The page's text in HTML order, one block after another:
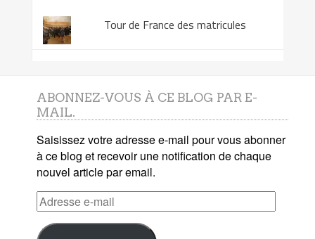
Tour de France des matricules
ABONNEZ-VOUS À CE BLOG PAR E-
MAIL.
Saisissez votre adresse e-mail pour vous abonner
à ce blog et recevoir une notification de chaque
nouvel article par email.
Adresse
e-
mail